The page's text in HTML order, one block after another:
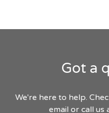
Got a
We're here to help.
email or call us